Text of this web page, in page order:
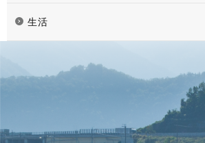
生活